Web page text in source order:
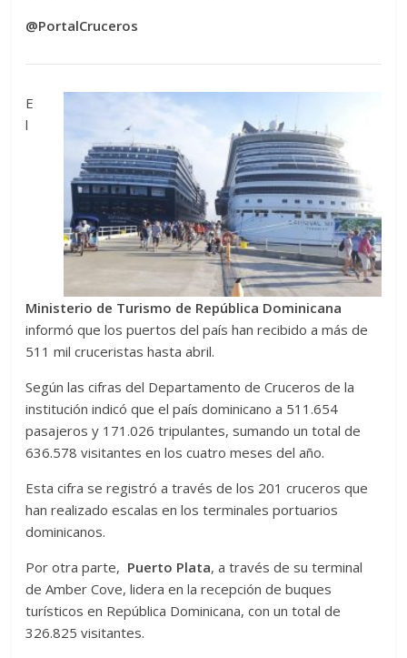
@PortalCruceros
E
l
Ministerio de Turismo de República Dominicana
informó que los puertos del país han recibido a más de
511 mil cruceristas hasta abril.
Según las cifras del Departamento de Cruceros de la
institución indicó que el país dominicano a 511.654
pasajeros y 171.026 tripulantes, sumando un total de
636.578 visitantes en los cuatro meses del año.
Esta cifra se registró a través de los 201 cruceros que
han realizado escalas en los terminales portuarios
dominicanos.
Por otra parte, Puerto Plata, a través de su terminal
de Amber Cove, lidera en la recepción de buques
turísticos en República Dominicana, con un total de
326.825 visitantes.